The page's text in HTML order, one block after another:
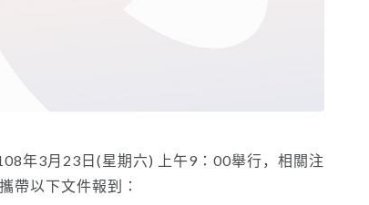
年3月23日(星期六) 上午9：00舉行，相關注
帶以下文件報到：